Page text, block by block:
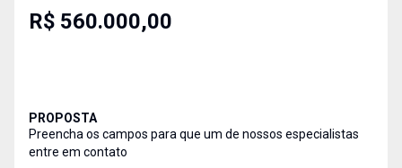
R$ 560.000,00
PROPOSTA
Preencha os campos para que um de nossos especialistas
entre em contato